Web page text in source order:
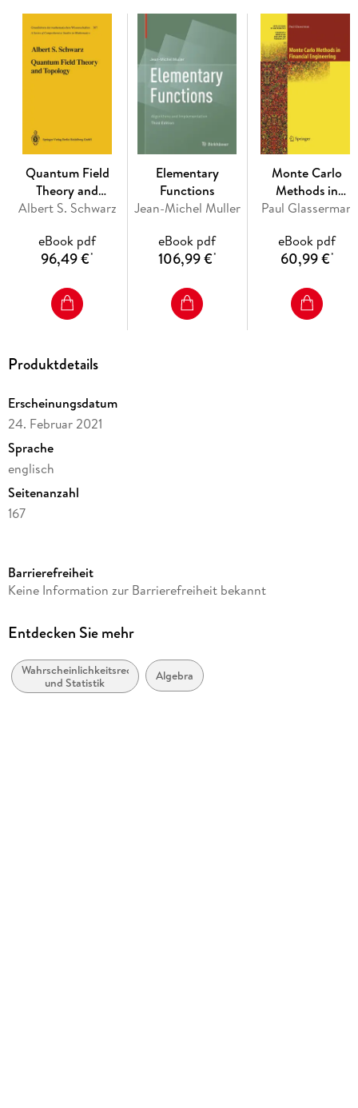
Three chapters gradually develop the essentials of linear
model theory. They are each preceded by a review chapter
that covers a foundational prerequisite topic. This classroom-
tested work explores two distinct and complementary types
of visualization: the "observations picture" and the "variables
picture." To improve retention of material, this book is
supplemented by a bank of ready-made practice exercises
Inhaltsverzeichnis
Regression. - Review: Random Vectors. - The Linear Model. -
Review: Normality. - Normal Errors.
Quantum Field
Theory and
Topology
Albert S. Schwarz
eBook pdf
96,49 €*
Elementary
Functions
Jean-Michel Muller
eBook pdf
106,99 €*
Monte Carlo
Methods in
Financial
Paul Glasserman
eBook pdf
60,99 €*
Produktdetails
Erscheinungsdatum
24. Februar 2021
Sprache
englisch
Seitenanzahl
167
Reihe
Autor/Autorin
Verlag/Hersteller
Springer International Publishing
Barrierefreiheit
Keine Information zur Barrierefreiheit bekannt
Entdecken Sie mehr
Wahrscheinlichkeitsrechnung
und Statistik
Algebra